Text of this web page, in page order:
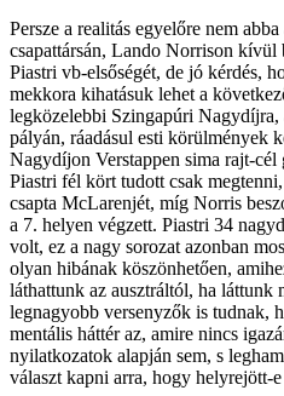
Persze a realitás egyelőre nem
csapattársán, Lando Norrison kívül
Piastri vb-elsőségét, de jó kérdés,
mekkora kihatásuk lehet a
legközelebbi Szingapúri Nagydíjra,
pályán, ráadásul esti körülmények
Nagydíjon Verstappen sima rajt-cél
Piastri fél kört tudott csak
csapta McLarenjét, míg Norris
a 7. helyen végzett. Piastri 34
volt, ez a nagy sorozat azonban
olyan hibának köszönhetően,
láthattunk az ausztráltól, ha láttunk
legnagyobb versenyzők is tudnak,
mentális háttér az, amire nincs
nyilatkozatok alapján sem, s
választ kapni arra, hogy helyrejött-